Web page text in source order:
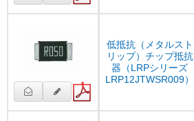
低抵抗（メタルスト
リップ）チップ抵抗
器（LRPシリーズ
LRP12JTWSR009）